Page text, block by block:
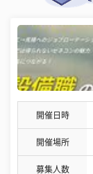
開催日時
開催場所
募集人数